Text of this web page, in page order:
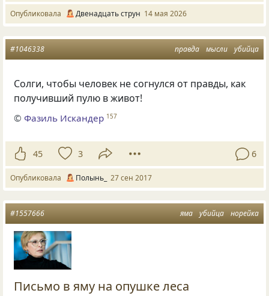
Опубликовала Двенадцать струн 14 мая 2026
правда мысли убийца
#1046338
Солги, чтобы человек не согнулся от правды, как
получивший пулю в живот!
©Фазиль Искандер 157
45 3 6
Опубликовала Полынь_ 27 сен 2017
яма убийца норейка
#1557666
Письмо в яму на опушке леса